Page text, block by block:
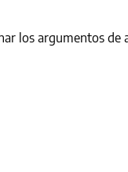
los argumentos de